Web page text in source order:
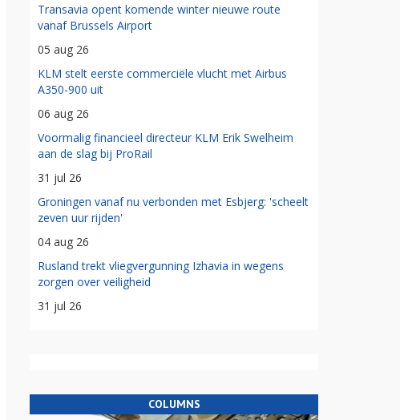
Transavia opent komende winter nieuwe route
vanaf Brussels Airport
05 aug 26
KLM stelt eerste commerciële vlucht met Airbus
A350-900 uit
06 aug 26
Voormalig financieel directeur KLM Erik Swelheim
aan de slag bij ProRail
31 jul 26
Groningen vanaf nu verbonden met Esbjerg: 'scheelt
zeven uur rijden'
04 aug 26
Rusland trekt vliegvergunning Izhavia in wegens
zorgen over veiligheid
31 jul 26
COLUMNS